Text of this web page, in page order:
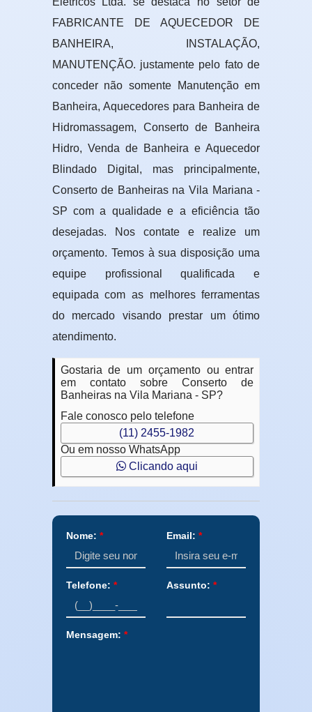
FABRICANTE DE AQUECEDOR DE
BANHEIRA, INSTALAÇÃO,
MANUTENÇÃO. justamente pelo fato de
conceder não somente Manutenção em
Banheira, Aquecedores para Banheira de
Hidromassagem, Conserto de Banheira
Hidro, Venda de Banheira e Aquecedor
Blindado Digital, mas principalmente,
Conserto de Banheiras na Vila Mariana -
SP com a qualidade e a eficiência tão
desejadas. Nos contate e realize um
orçamento. Temos à sua disposição uma
equipe profissional qualificada e
equipada com as melhores ferramentas
do mercado visando prestar um ótimo
atendimento.
Gostaria de um orçamento ou entrar
em contato sobre Conserto de
Banheiras na Vila Mariana - SP?
Fale conosco pelo telefone
(11) 2455-1982
Ou em nosso WhatsApp
Clicando aqui
Nome: * Email: *
Telefone: * Assunto: *
Mensagem: *